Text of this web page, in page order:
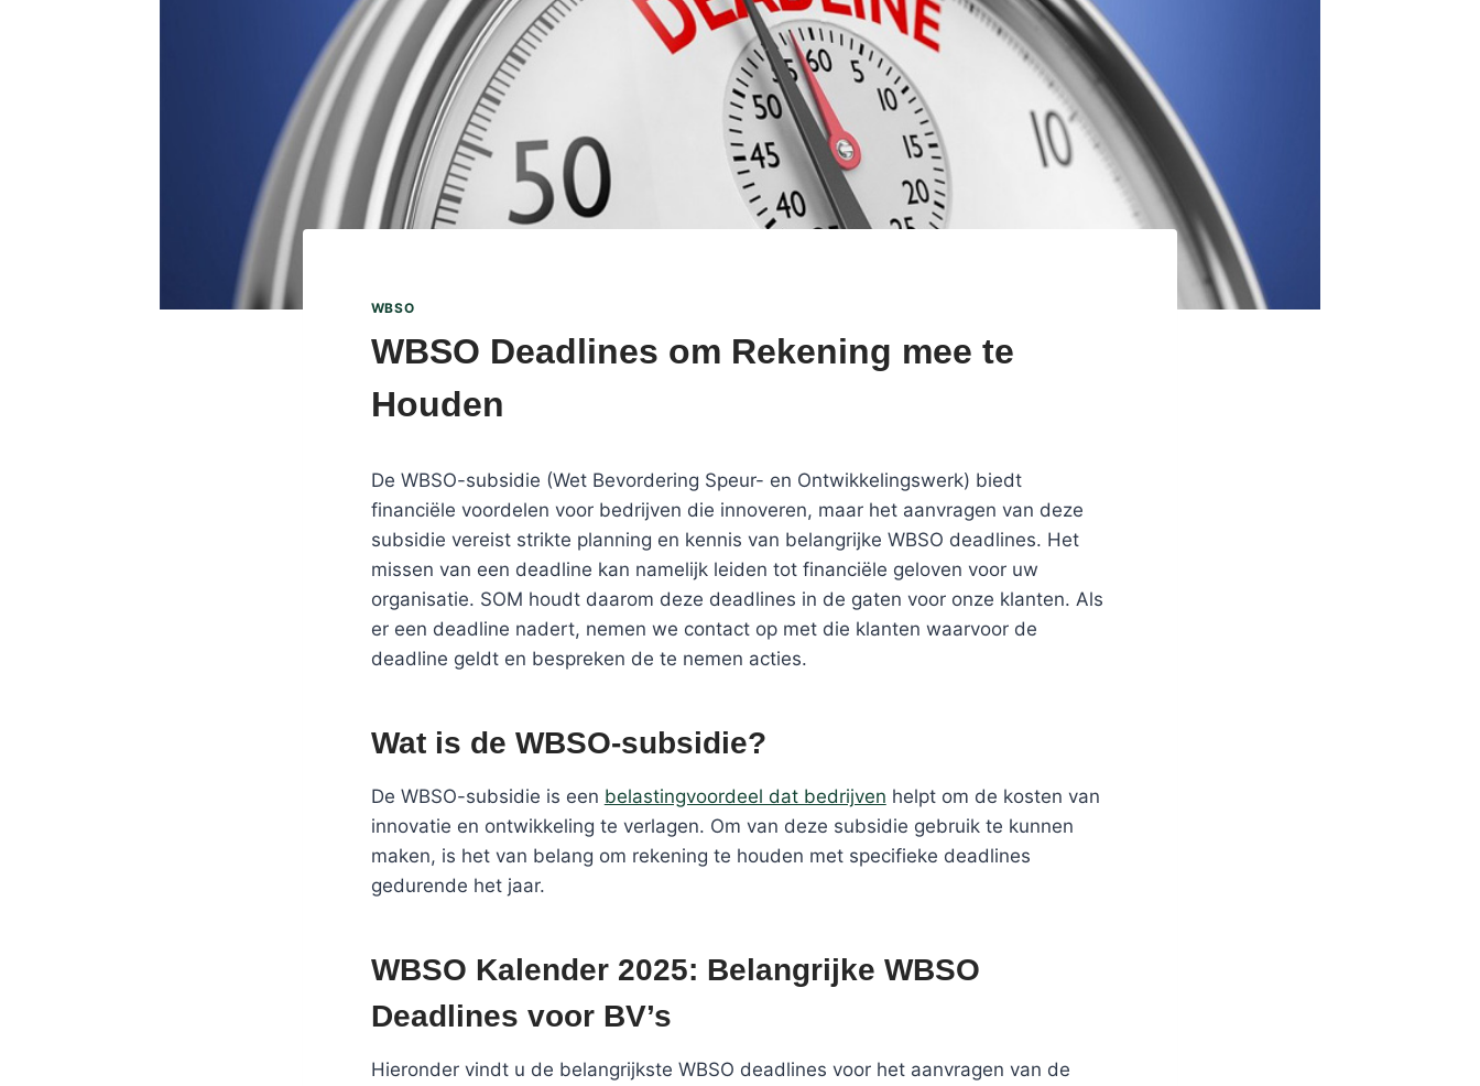
WBSO
WBSO Deadlines om Rekening mee te
Houden
De WBSO-subsidie (Wet Bevordering Speur- en Ontwikkelingswerk) biedt
financiële voordelen voor bedrijven die innoveren, maar het aanvragen van deze
subsidie vereist strikte planning en kennis van belangrijke WBSO deadlines. Het
missen van een deadline kan namelijk leiden tot financiële geloven voor uw
organisatie. SOM houdt daarom deze deadlines in de gaten voor onze klanten. Als
er een deadline nadert, nemen we contact op met die klanten waarvoor de
deadline geldt en bespreken de te nemen acties.
Wat is de WBSO-subsidie?
De WBSO-subsidie is een belastingvoordeel dat bedrijven helpt om de kosten van
innovatie en ontwikkeling te verlagen. Om van deze subsidie gebruik te kunnen
maken, is het van belang om rekening te houden met specifieke deadlines
gedurende het jaar.
WBSO Kalender 2025: Belangrijke WBSO
Deadlines voor BV’s
Hieronder vindt u de belangrijkste WBSO deadlines voor het aanvragen van de